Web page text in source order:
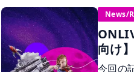
ト（ば
円盤を
まちで
記事で
問いか
News/
向け】
今回の